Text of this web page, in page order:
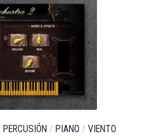
PERCUSIÓN / PIANO / VIENTO